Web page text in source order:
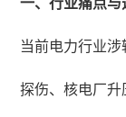
一、行业痛点与
当前电力行业
探伤、核电厂